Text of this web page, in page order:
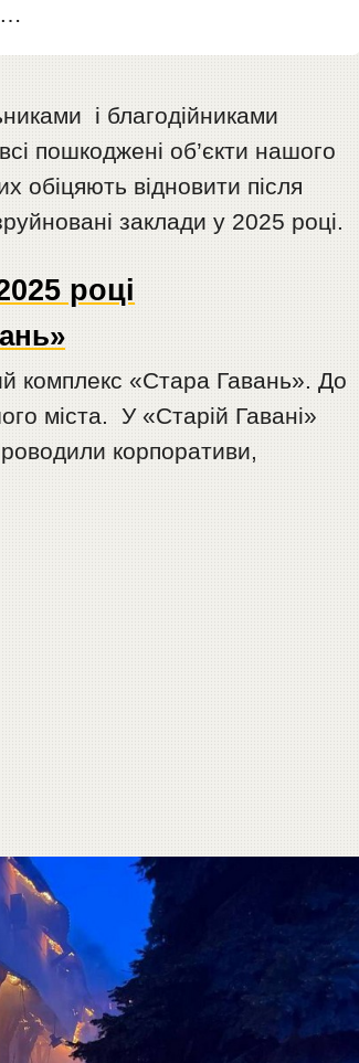
і благодійниками
пошкоджені об’єкти нашого
обіцяють відновити після
заклади у 2025 році.
році
комплекс «Стара Гавань». До
міста. У «Старій Гавані»
корпоративи,